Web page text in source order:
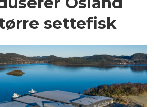
settefisk